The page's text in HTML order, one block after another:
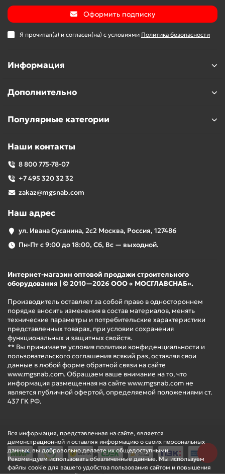
Вся информация, представленная на сайте, является
демонстрационной и оставляя информацию о своих персональных
данных, вы добровольно делаете их общедоступными.
Рекомендуем использовать обезличенные данные. Мы используем
файлы cookie для вашего удобства пользования сайтом и повышения
Оформить подписку
Я прочитал(а) и согласен(на) с условиями Политика безопасности
Информация
Дополнительно
Популярные категории
Наши контакты
8 800 775-78-07
+7 495 320 32 32
zakaz@mgsnab.com
Наш адрес
ул. Ивана Сусанина, 2с2 Москва, Россия, 127486
Пн-Пт с 9:00 до 18:00, Сб, Вс — выходной.
Интернет-магазин оптовой продажи строительного
оборудования | © 2010—2026 ООО « МОСГЛАВСНАБ».
Производитель оставляет за собой право в одностороннем
порядке вносить изменения в состав материалов, менять
технические параметры и потребительские характеристики
представленных товарах, при условии сохранения
функциональных и защитных свойств.
** Вы принимаете условия политики конфиденциальности и
пользовательского соглашения всякий раз, оставляя свои
данные в любой форме обратной связи на сайте
www.mgsnab.com. Обращаем ваше внимание на то, что
информация размещенная на сайте www.mgsnab.com не
является публичной офертой, определяемой положениями ст.
437 ГК РФ.